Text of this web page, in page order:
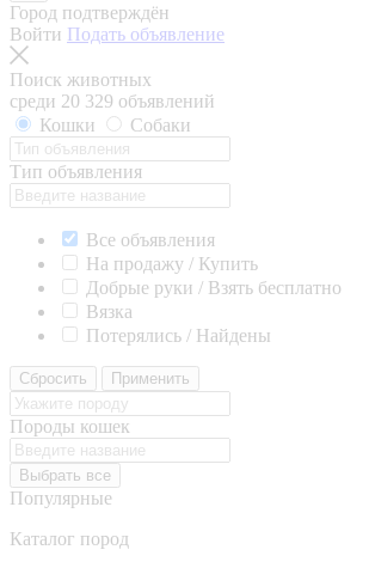
Город подтверждён
Войти Подать объявление
Поиск животных
среди 20 329 объявлений
Кошки
Собаки
Тип объявления
Все объявления
На продажу / Купить
Добрые руки / Взять бесплатно
Вязка
Потерялись / Найдены
Сбросить Применить
Породы кошек
Выбрать все
Популярные
Каталог пород